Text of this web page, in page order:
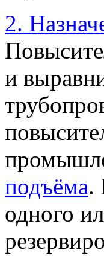
2.
и
подъёма.
одного